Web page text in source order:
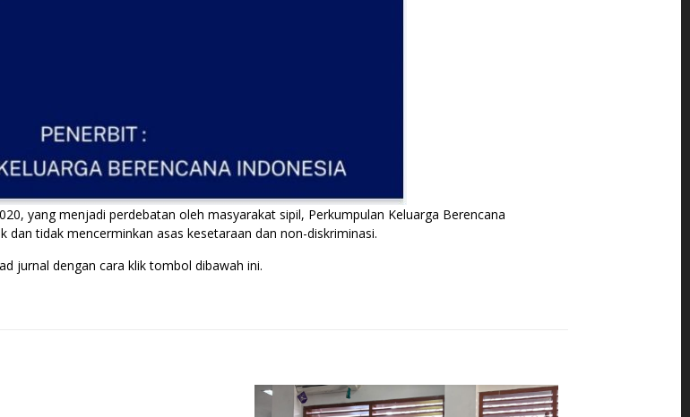
yang menjadi perdebatan oleh masyarakat sipil, Perkumpulan Keluarga Berencana
tidak mencerminkan asas kesetaraan dan non-diskriminasi.
jurnal dengan cara klik tombol dibawah ini.